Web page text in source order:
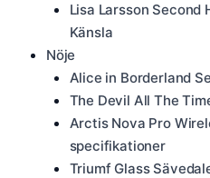
Lisa Larsson Second
Känsla
Nöje
Alice in Borderland
The Devil All The
Arctis Nova Pro
specifikationer
Triumf Glass